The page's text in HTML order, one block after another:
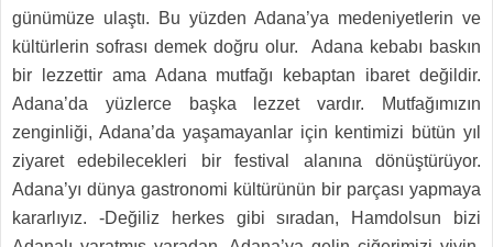
günümüze ulaştı. Bu yüzden Adana’ya medeniyetlerin ve
kültürlerin sofrası demek doğru olur. Adana kebabı baskın
bir lezzettir ama Adana mutfağı kebaptan ibaret değildir.
Adana’da yüzlerce başka lezzet vardır. Mutfağımızın
zenginliği, Adana’da yaşamayanlar için kentimizi bütün yıl
ziyaret edebilecekleri bir festival alanına dönüştürüyor.
Adana’yı dünya gastronomi kültürünün bir parçası yapmaya
kararlıyız. -Değiliz herkes gibi sıradan, Hamdolsun bizi